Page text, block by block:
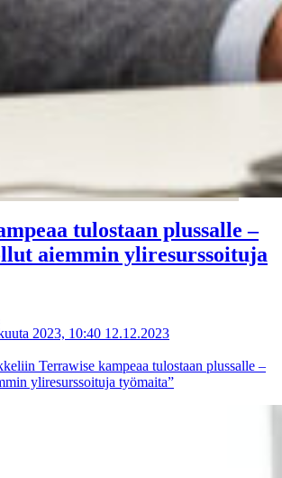
tulostaan plussalle –
aiemmin yliresurssoituja
2023, 10:40 12.12.2023
Terrawise kampeaa tulostaan plussalle –
yliresurssoituja työmaita”